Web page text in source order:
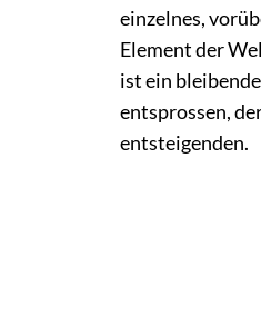
einzelnes,
Element der
ist ein
entsprossen,
entsteigenden.